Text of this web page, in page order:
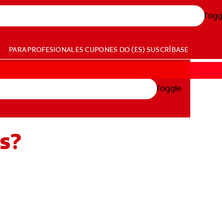
PARA PROFESIONALESCUPONES DO (ES) SUSCRÍBASE
Toggle